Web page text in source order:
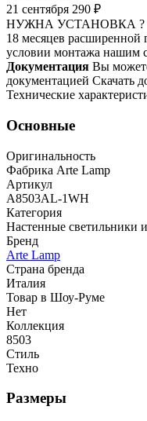
21 сентября 290 ₽
НУЖНА УСТАНОВКА ?
18 месяцев расширенной
условии монтажа нашим
Документация Вы
документацией Скачать
Технические
Основные
Оригинальность
Фабрика Arte Lamp
Артикул
A8503AL-1WH
Категория
Настенные светильники
Бренд
Arte Lamp
Страна бренда
Италия
Товар в Шоу-Руме
Нет
Коллекция
8503
Стиль
Техно
Размеры